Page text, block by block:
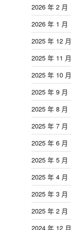
2026 年 2 月
2026 年 1 月
2025 年 12 月
2025 年 11 月
2025 年 10 月
2025 年 9 月
2025 年 8 月
2025 年 7 月
2025 年 6 月
2025 年 5 月
2025 年 4 月
2025 年 3 月
2025 年 2 月
2024 年 12 月